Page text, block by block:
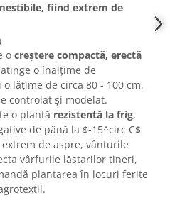
fiind extrem de
o creștere compactă, erectă
o înălțime de
o lățime de circa 80 - 100 cm,
controlat și modelat.
o plantă rezistentă la frig,
de până la $-15^circ C$
de aspre, vânturile
vârfurile lăstarilor tineri,
plantarea în locuri ferite